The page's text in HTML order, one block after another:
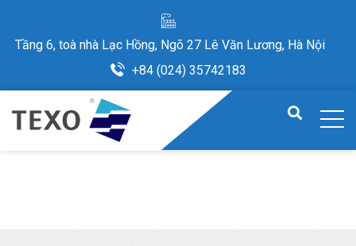
Tầng 6, toà nhà Lạc Hồng, Ngõ 27 Lê Văn Lương, Hà Nội
+84 (024) 35742183